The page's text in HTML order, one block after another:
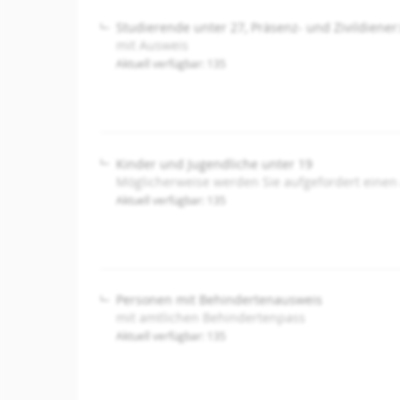
Studierende unter 27, Präsenz- und
mit Ausweis
Aktuell verfügbar: 135
Kinder und Jugendliche unter 19
Möglicherweise werden Sie aufgefordert einen
Aktuell verfügbar: 135
Personen mit Behindertenausweis
mit amtlichen Behindertenpass
Aktuell verfügbar: 135